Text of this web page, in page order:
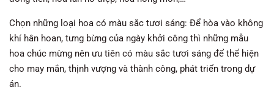
Chọn những loại hoa có màu sắc tươi sáng: Để hòa vào không
khí hân hoan, tưng bừng của ngày khởi công thì những mẫu
hoa chúc mừng nên ưu tiên có màu sắc tươi sáng để thể hiện
cho may mắn, thịnh vượng và thành công, phát triển trong dự
án.